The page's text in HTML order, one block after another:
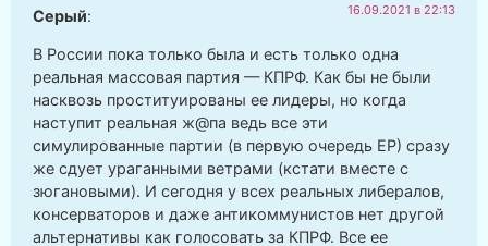
Серый: 16.09.2021 в 22:13
В России пока только была и есть только одна
реальная массовая партия — КПРФ. Как бы не были
насквозь проституированы ее лидеры, но когда
наступит реальная ж@па ведь все эти
симулированные партии (в первую очередь ЕР) сразу
же сдует ураганными ветрами (кстати вместе с
зюгановыми). И сегодня у всех реальных либералов,
консерваторов и даже антикоммунистов нет другой
альтернативы как голосовать за КПРФ. Все ее